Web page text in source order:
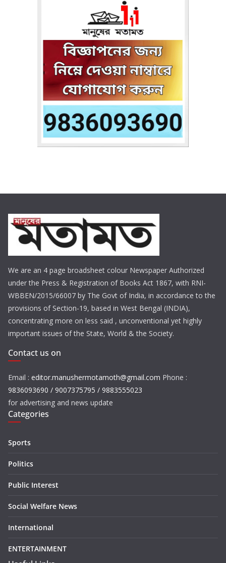
We are an 4 page broadsheet colour Newspaper Authorized
under the Press & Registration of Books Act 1867, with RNI-
WBBEN/2015/66007 by The Govt of India, in accordance to the
provisions of Section-19, based in West Bengal (INDIA),
concentrating more on less said , unconventional yet highly
important issues of the State, World & the Society.
Contact us on
Email : editor.manushermotamoth@gmail.com Phone :
9836093690 / 9007375795 / 9883555023
for advertising and news update
Categories
Sports
Politics
Public Interest
Social Welfare News
International
ENTERTAINMENT